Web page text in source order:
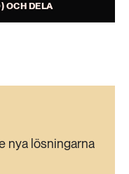
OCH DELA
nya lösningarna